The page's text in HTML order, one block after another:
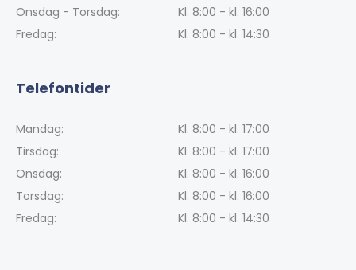
Onsdag - Torsdag:
Fredag:
Kl. 8:00 - kl. 16:00
Kl. 8:00 - kl. 14:30
Telefontider
Mandag:
Tirsdag:
Onsdag:
Torsdag:
Fredag:
Kl. 8:00 - kl. 17:00
Kl. 8:00 - kl. 17:00
Kl. 8:00 - kl. 16:00
Kl. 8:00 - kl. 16:00
Kl. 8:00 - kl. 14:30